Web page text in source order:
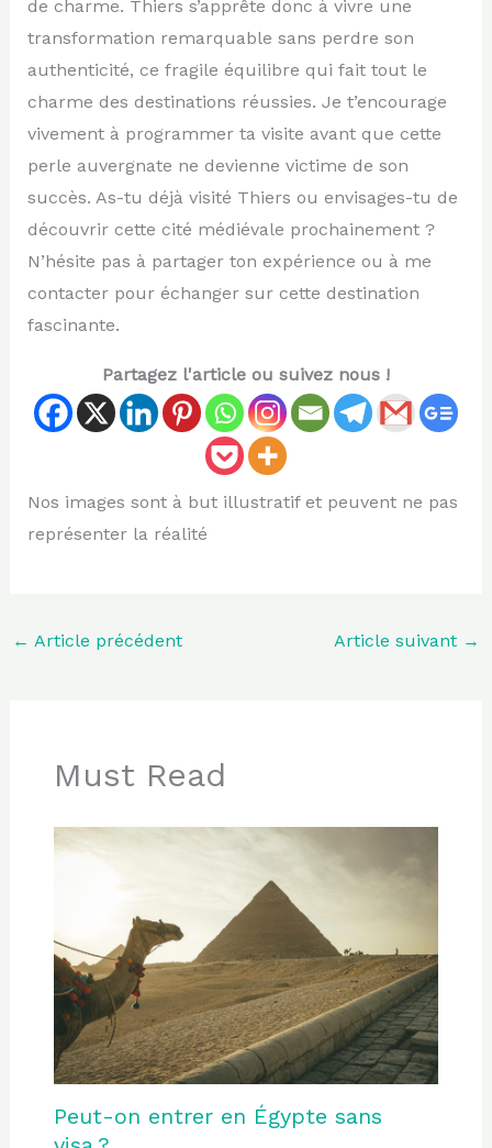
de charme. Thiers s’apprête donc à vivre une
transformation remarquable sans perdre son
authenticité, ce fragile équilibre qui fait tout le
charme des destinations réussies. Je t’encourage
vivement à programmer ta visite avant que cette
perle auvergnate ne devienne victime de son
succès. As-tu déjà visité Thiers ou envisages-tu de
découvrir cette cité médiévale prochainement ?
N’hésite pas à partager ton expérience ou à me
contacter pour échanger sur cette destination
fascinante.
Partagez l'article ou suivez nous !
Nos images sont à but illustratif et peuvent ne pas
représenter la réalité
← Article précédent Article suivant →
Must Read
Peut-on entrer en Égypte sans